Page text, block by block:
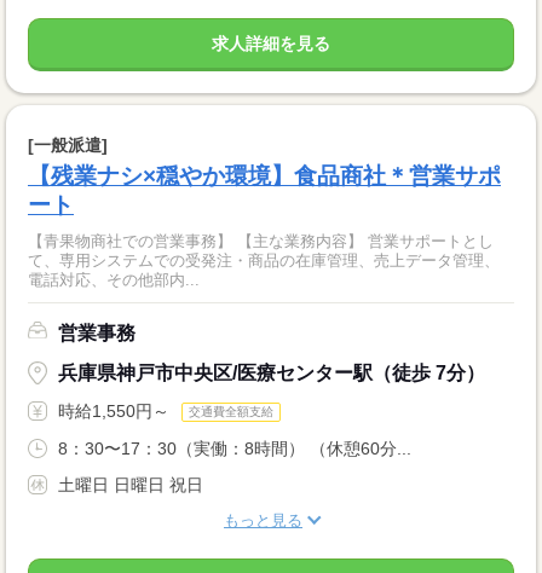
求人詳細を見る
[一般派遣]
【残業ナシ×穏やか環境】食品商社＊営業サポ
ート
【青果物商社での営業事務】 【主な業務内容】 営業サポートとし
て、専用システムでの受発注・商品の在庫管理、売上データ管理、
電話対応、その他部内...
営業事務
兵庫県神戸市中央区/医療センター駅（徒歩 7分）
時給1,550円～ 交通費全額支給
8：30〜17：30（実働：8時間） （休憩60分...
土曜日 日曜日 祝日
もっと見る